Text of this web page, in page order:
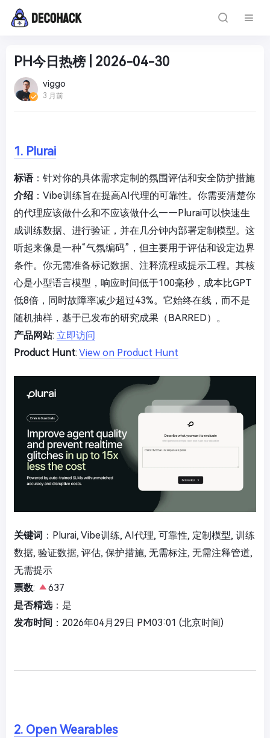
PH今日热榜 | 2026-04-30
viggo
3 月前
1. Plurai
标语：针对你的具体需求定制的氛围评估和安全防护措施
介绍 ：Vibe训练旨在提高AI代理的可靠性。你需要清楚你
的代理应该做什么和不应该做什么——Plurai可以快速生
成训练数据、进行验证，并在几分钟内部署定制模型。这
听起来像是一种“气氛编码”，但主要用于评估和设定边界
条件。你无需准备标记数据、注释流程或提示工程。其核
心是小型语言模型，响应时间低于100毫秒，成本比GPT
低8倍，同时故障率减少超过43%。它始终在线，而不是
随机抽样，基于已发布的研究成果（BARRED）。
产品网站: 立即访问
Product Hunt: View on Product Hunt
关键词 ：Plurai, Vibe训练, AI代理, 可靠性, 定制模型, 训练
数据, 验证数据, 评估, 保护措施, 无需标注, 无需注释管道,
无需提示
票数:
637
是否精选：是
发布时间 ：2026年04月29日 PM03:01 (北京时间)
2. Open Wearables